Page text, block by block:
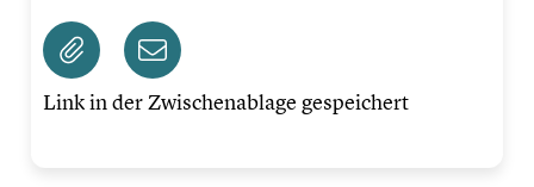
Link in der Zwischenablage gespeichert